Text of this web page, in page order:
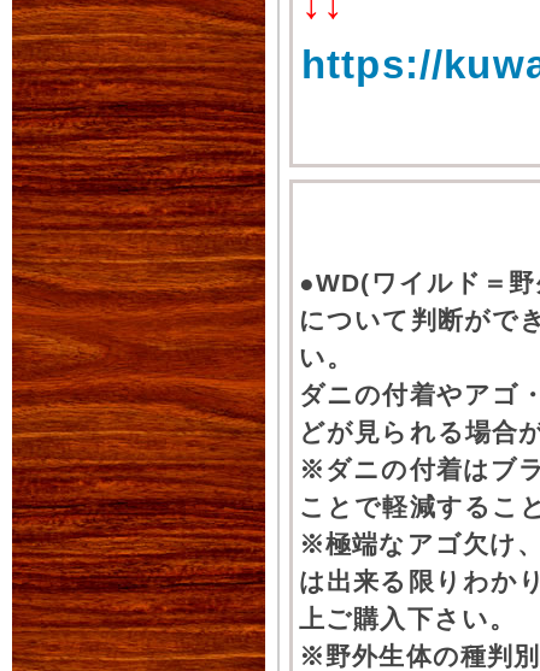
https://
●WD(ワイルド＝
について判断がで
い。
ダニの付着やアゴ
どが見られる場合
※ダニの付着はブ
ことで軽減するこ
※極端なアゴ欠け
は出来る限りわか
上ご購入下さい。
※野外生体の種判